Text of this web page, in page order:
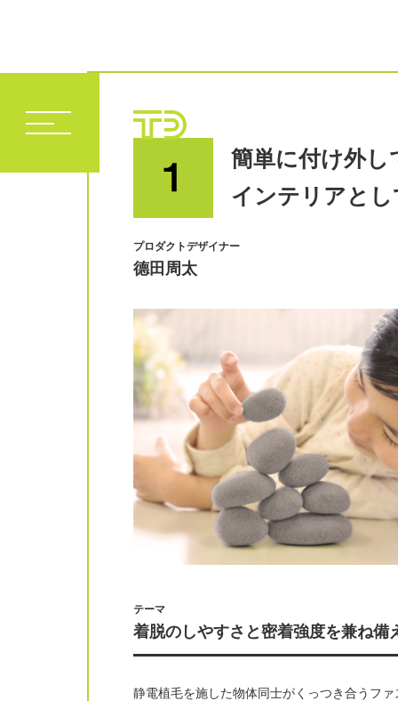
簡単に付け外
インテリアと
プロダクトデザイナー
德田周太
テーマ
着脱のしやすさと密着強度を兼ね
静電植毛を施した物体同士がくっつき合うフ